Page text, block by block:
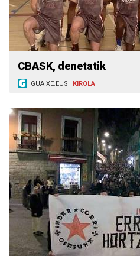
CBASK, denetatik
GUAIXE.EUS KIROLA